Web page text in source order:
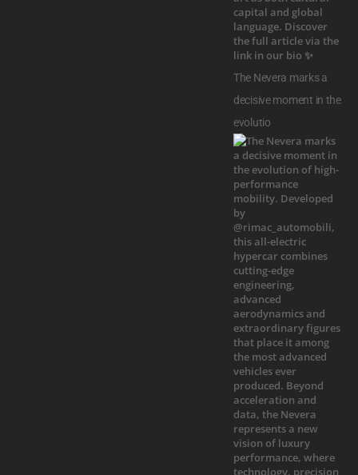
The Nevera marks a
decisive moment in the
evolutio